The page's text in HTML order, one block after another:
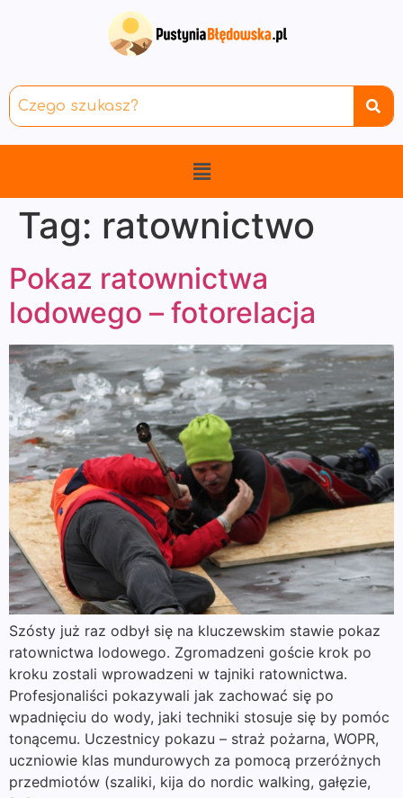
Tag: ratownictwo
Pokaz ratownictwa
lodowego – fotorelacja
Szósty już raz odbył się na kluczewskim stawie pokaz
ratownictwa lodowego. Zgromadzeni goście krok po
kroku zostali wprowadzeni w tajniki ratownictwa.
Profesjonaliści pokazywali jak zachować się po
wpadnięciu do wody, jaki techniki stosuje się by pomóc
tonącemu. Uczestnicy pokazu – straż pożarna, WOPR,
uczniowie klas mundurowych za pomocą przeróżnych
przedmiotów (szaliki, kija do nordic walking, gałęzie,